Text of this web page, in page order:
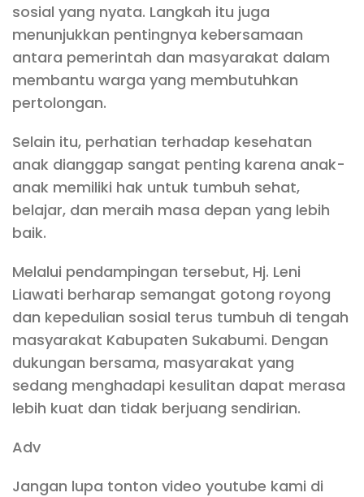
sosial yang nyata. Langkah itu juga
menunjukkan pentingnya kebersamaan
antara pemerintah dan masyarakat dalam
membantu warga yang membutuhkan
pertolongan.
Selain itu, perhatian terhadap kesehatan
anak dianggap sangat penting karena anak-
anak memiliki hak untuk tumbuh sehat,
belajar, dan meraih masa depan yang lebih
baik.
Melalui pendampingan tersebut, Hj. Leni
Liawati berharap semangat gotong royong
dan kepedulian sosial terus tumbuh di tengah
masyarakat Kabupaten Sukabumi. Dengan
dukungan bersama, masyarakat yang
sedang menghadapi kesulitan dapat merasa
lebih kuat dan tidak berjuang sendirian.
Adv
Jangan lupa tonton video youtube kami di